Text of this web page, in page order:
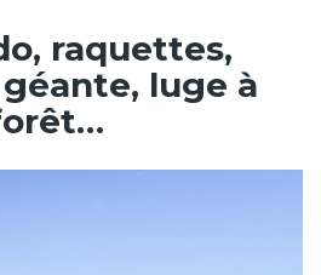
raquettes,
luge à